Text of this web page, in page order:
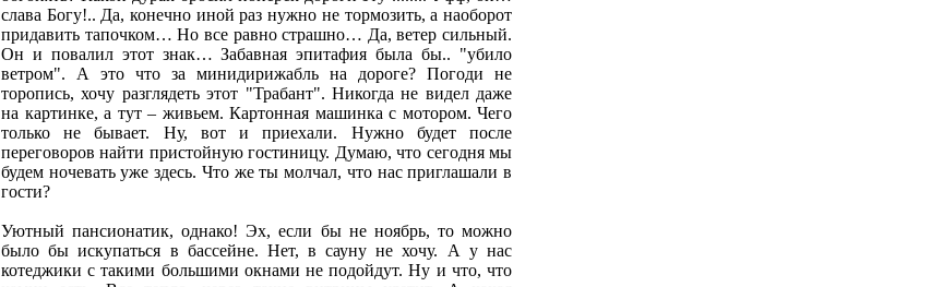
слава Богу!.. Да, конечно иной раз нужно не тормозить, а наоборот
придавить тапочком… Но все равно страшно… Да, ветер сильный.
Он и повалил этот знак… Забавная эпитафия была бы.. "убило
ветром". А это что за минидирижабль на дороге? Погоди не
торопись, хочу разглядеть этот "Трабант". Никогда не видел даже
на картинке, а тут – живьем. Картонная машинка с мотором. Чего
только не бывает. Ну, вот и приехали. Нужно будет после
переговоров найти пристойную гостиницу. Думаю, что сегодня мы
будем ночевать уже здесь. Что же ты молчал, что нас приглашали в
гости?
Уютный пансионатик, однако! Эх, если бы не ноябрь, то можно
было бы искупаться в бассейне. Нет, в сауну не хочу. А у нас
котеджики с такими большими окнами не подойдут. Ну и что, что